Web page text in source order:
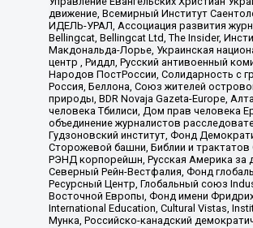
движение, Всемирный Институт
ИДЕЛЬ-УРАЛ, Ассоциация развития
Bellingcat, Bellingcat Ltd, The Insider,
Макдональда-Лорье, Украинская
центр , Риддл, Русский антивоенный
Народов ПостРоссии, Солидарность с
Россия, Беллона, Союз жителей
природы, BDR Novaja Gazeta-Europe,
человека Тбилиси, Дом прав человека
объединение журналистов
Гудзоновский институт, Фонд
Сторожевой башни, Библии и трактатов
РЭНД корпорейшн, Русская Америка за
Северный Рейн-Вестфалия, Фонд
Ресурсный Центр, Глобальный союз
Восточной Европы, Фонд имени
International Education, Cultural Vistas,
Мунка, Российско-канадский